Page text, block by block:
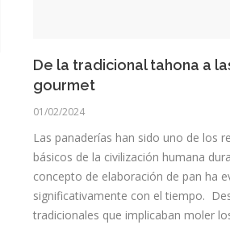
De la tradicional tahona a
gourmet
01/02/2024
Las panaderías han sido uno de los
básicos de la civilización humana
concepto de elaboración de pan ha
significativamente con el tiempo.
tradicionales que implicaban moler